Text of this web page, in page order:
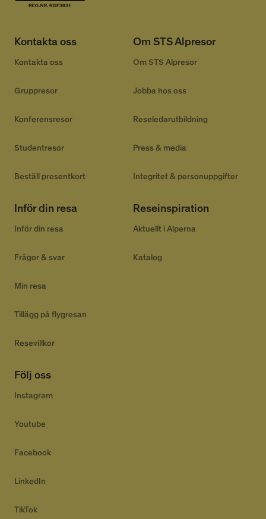
Kontakta oss
Kontakta oss
Gruppresor
Konferensresor
Studentresor
Beställ presentkort
Om STS Alpresor
Om STS Alpresor
Jobba hos oss
Reseledarutbildning
Press & media
Integritet & personuppgifter
Inför din resa
Inför din resa
Frågor & svar
Min resa
Tillägg på flygresan
Resevillkor
Reseinspiration
Aktuellt i Alperna
Katalog
Följ oss
Instagram
Youtube
Facebook
LinkedIn
TikTok